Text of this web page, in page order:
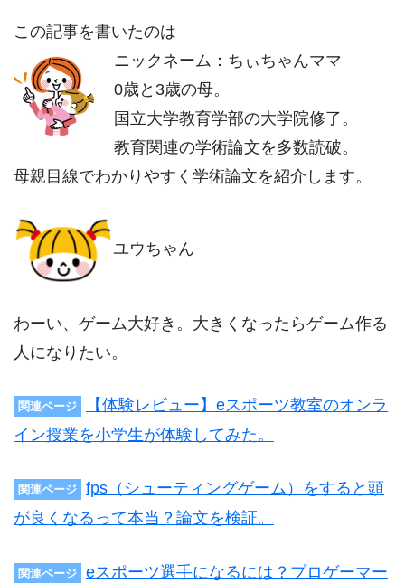
この記事を書いたのは
ニックネーム：ちぃちゃんママ
0歳と3歳の母。
国立大学教育学部の大学院修了。
教育関連の学術論文を多数読破。
母親目線でわかりやすく学術論文を紹介します。
ユウちゃん
わーい、ゲーム大好き。大きくなったらゲーム作る
人になりたい。
関連ページ
【体験レビュー】eスポーツ教室のオンラ
イン授業を小学生が体験してみた。
関連ページ
fps（シューティングゲーム）をすると頭
が良くなるって本当？論文を検証。
関連ページ eスポーツ選手になるには？プロゲーマー